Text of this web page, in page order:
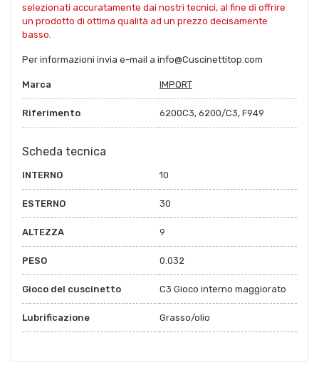
selezionati accuratamente dai nostri tecnici, al fine di offrire
un prodotto di ottima qualità ad un prezzo decisamente
basso.
Per informazioni invia e-mail a info@Cuscinettitop.com
Marca IMPORT
Riferimento 6200C3, 6200/C3, F949
Scheda tecnica
INTERNO 10
ESTERNO 30
ALTEZZA 9
PESO 0.032
Gioco del cuscinetto C3 Gioco interno maggiorato
Lubrificazione Grasso/olio